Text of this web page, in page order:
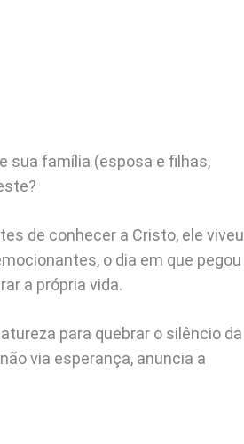
sua família (esposa e filhas,
de conhecer a Cristo, ele viveu
o dia em que pegou
a própria vida.
para quebrar o silêncio da
via esperança, anuncia a